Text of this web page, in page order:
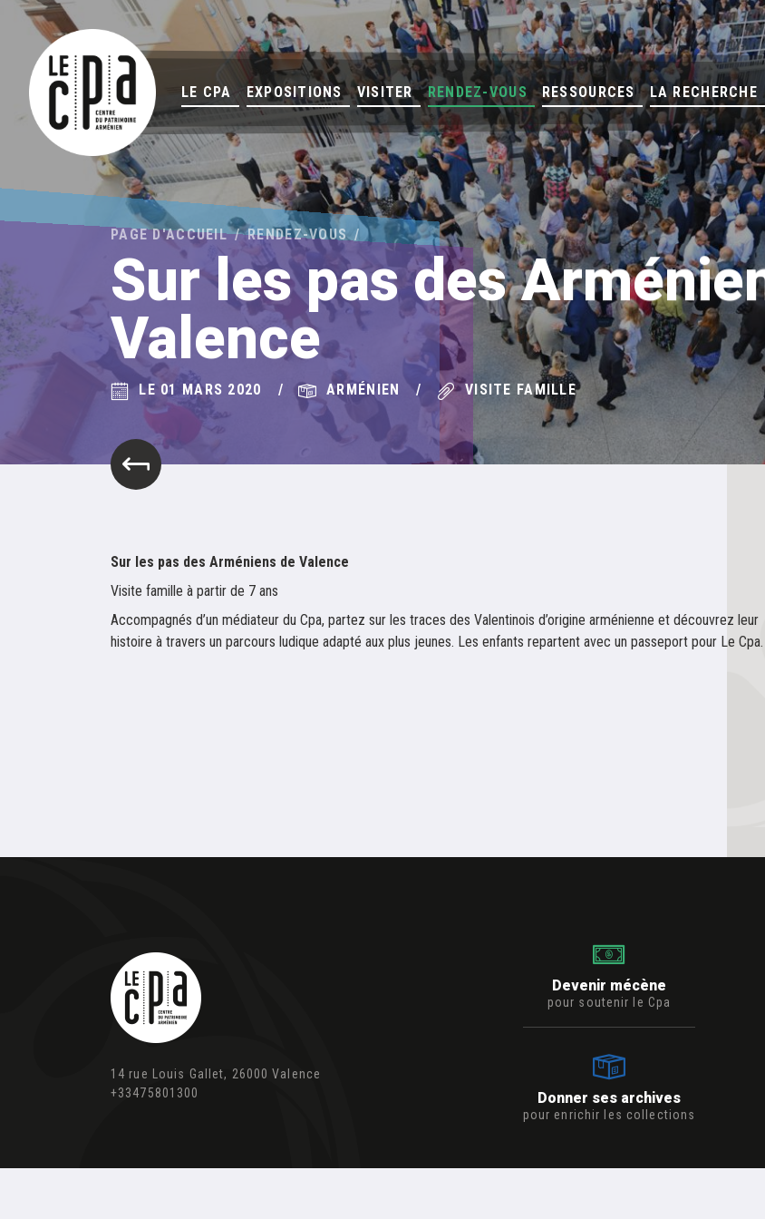
LE CPA EXPOSITIONS VISITER RENDEZ-VOUS RESSOURCES LA RECHERCHE
PAGE D'ACCUEIL RENDEZ-VOUS
Sur les pas des
Valence
LE 01 MARS 2020 ARMÉNIEN VISITE FAMILLE
Sur les pas des Arméniens de Valence
Visite famille à partir de 7 ans
Accompagnés d’un médiateur du Cpa, partez sur les traces des Valentinois d’origine arménienne et découvrez leur
histoire à travers un parcours ludique adapté aux plus jeunes. Les enfants repartent avec un passeport pour Le Cpa.
14 rue Louis Gallet, 26000 Valence
+33475801300
Devenir mécène
pour soutenir le Cpa
Donner ses archives
pour enrichir les collections